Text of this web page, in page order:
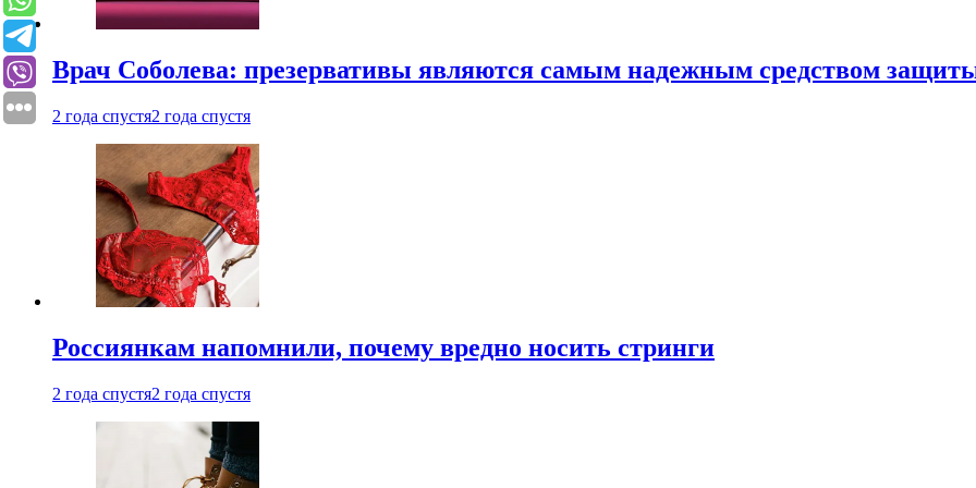
Врач Соболева: презервативы являются самым надежным средством
2 года спустя2 года спустя
Россиянкам напомнили, почему вредно носить стринги
2 года спустя2 года спустя